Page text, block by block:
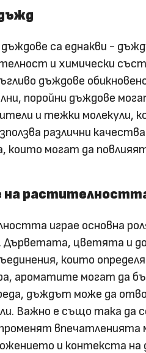
дъждове са еднакви -
и химически
дъждове
поройни дъждове
и тежки молекули,
различни
които могат да
на
играе основна
цветята и
които
ароматите могат да
дъждът може да
Важно е също така да
и контекста на